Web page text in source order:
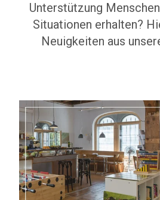
Unterstützung
Situationen erhalten?
Neuigkeiten aus